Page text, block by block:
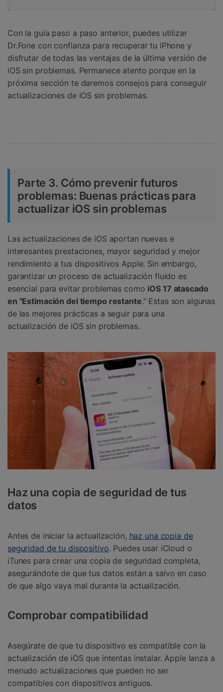
Con la guía paso a paso anterior, puedes utilizar
Dr.Fone con confianza para recuperar tu iPhone y
disfrutar de todas las ventajas de la última versión de
iOS sin problemas. Permanece atento porque en la
próxima sección te daremos consejos para conseguir
actualizaciones de iOS sin problemas.
Parte 3. Cómo prevenir futuros
problemas: Buenas prácticas para
actualizar iOS sin problemas
Las actualizaciones de iOS aportan nuevas e
interesantes prestaciones, mayor seguridad y mejor
rendimiento a tus dispositivos Apple. Sin embargo,
garantizar un proceso de actualización fluido es
esencial para evitar problemas como iOS 17 atascado
en "Estimación del tiempo restante." Estas son algunas
de las mejores prácticas a seguir para una
actualización de iOS sin problemas.
Haz una copia de seguridad de tus
datos
Antes de iniciar la actualización, haz una copia de
seguridad de tu dispositivo. Puedes usar iCloud o
iTunes para crear una copia de seguridad completa,
asegurándote de que tus datos están a salvo en caso
de que algo vaya mal durante la actualización.
Comprobar compatibilidad
Asegúrate de que tu dispositivo es compatible con la
actualización de iOS que intentas instalar. Apple lanza a
menudo actualizaciones que pueden no ser
compatibles con dispositivos antiguos.